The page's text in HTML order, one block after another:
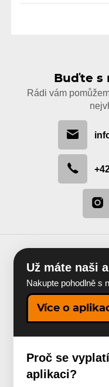
Buďte s
Rádi vám
Už máte naši
Nakupte pohodlně s
Více o
Proč se
aplikaci?